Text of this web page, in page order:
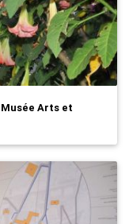
Musée Arts et